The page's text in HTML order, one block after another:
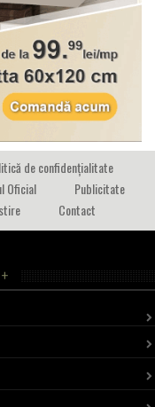
de confidențialitate
Oficial
Publicitate
Contact